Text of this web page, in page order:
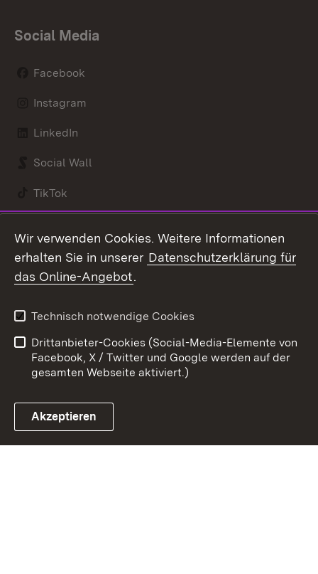
Social Media
Facebook
Instagram
LinkedIn
Social Wall
TikTok
Link zum Landesportal
Kontakt
Barrierefreiheit
Impressum
Cookies
Wir verwenden Cookies. Weitere Informationen
erhalten Sie in unserer Datenschutzerklärung für
das Online-Angebot.
Technisch notwendige Cookies
Drittanbieter-Cookies (Social-Media-Elemente von
Facebook, X / Twitter und Google werden auf der
gesamten Webseite aktiviert.)
Akzeptieren